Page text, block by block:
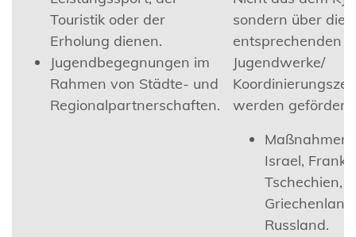
Touristik oder der
Erholung dienen.
Jugendbegegnungen im
Rahmen von Städte- und
Regionalpartnerschaften.
sondern über die
entsprechenden
Jugendwerke/
werden gefördert:
Maßnahmen
Israel,
Tschechien,
Russland.